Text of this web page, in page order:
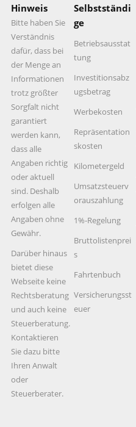
Hinweis
Bitte haben Sie
Verständnis
dafür, dass bei
der Menge an
Informationen
trotz größter
Sorgfalt nicht
garantiert
werden kann,
dass alle
Angaben richtig
oder aktuell
sind. Deshalb
erfolgen alle
Angaben ohne
Gewähr.
Darüber hinaus
bietet diese
Webseite keine
Rechtsberatung
und auch keine
Steuerberatung.
Kontaktieren
Sie dazu bitte
Ihren Anwalt
oder
Steuerberater.
Selbstständi
ge
Betriebsausstat
tung
Investitionsabz
ugsbetrag
Werbekosten
Repräsentation
skosten
Kilometergeld
Umsatzsteuerv
orauszahlung
1%-Regelung
Bruttolistenprei
s
Fahrtenbuch
Versicherungsst
euer